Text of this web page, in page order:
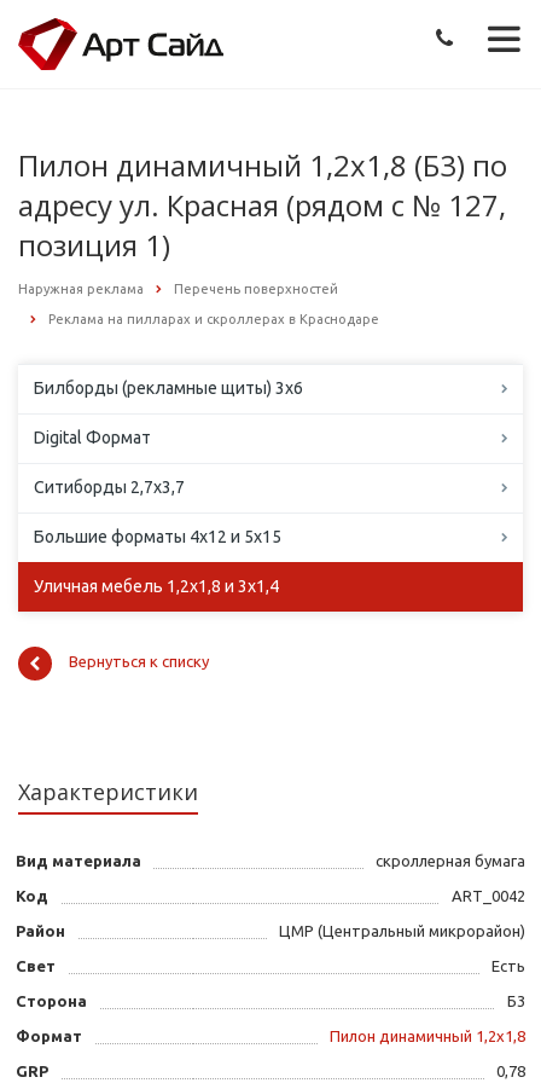
Пилон динамичный 1,2х1,8 (Б3) по
адресу ул. Красная (рядом с № 127,
позиция 1)
Наружная реклама Перечень поверхностей
Реклама на пилларах и скроллерах в Краснодаре
Билборды (рекламные щиты) 3х6
Digital Формат
Ситиборды 2,7х3,7
Большие форматы 4х12 и 5х15
Уличная мебель 1,2х1,8 и 3х1,4
Вернуться к списку
Характеристики
Вид материала скроллерная бумага
Код ART_0042
Район ЦМР (Центральный микрорайон)
Свет Есть
Сторона Б3
Формат Пилон динамичный 1,2х1,8
GRP 0,78